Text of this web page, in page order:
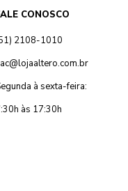
CONOSCO
2108-1010
à sexta-feira:
às 17:30h